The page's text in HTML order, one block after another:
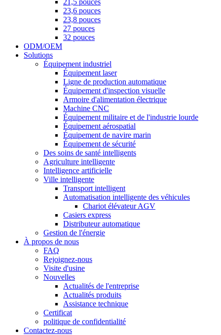
21,5 pouces
23,6 pouces
23,8 pouces
27 pouces
32 pouces
ODM/OEM
Solutions
Équipement industriel
Équipement laser
Ligne de production automatique
Équipement d'inspection visuelle
Armoire d'alimentation électrique
Machine CNC
Équipement militaire et de l'industrie lourde
Équipement aérospatial
Équipement de navire marin
Équipement de sécurité
Des soins de santé intelligents
Agriculture intelligente
Intelligence artificielle
Ville intelligente
Transport intelligent
Automatisation intelligente des véhicules
Chariot élévateur AGV
Casiers express
Distributeur automatique
Gestion de l'énergie
À propos de nous
FAQ
Rejoignez-nous
Visite d'usine
Nouvelles
Actualités de l'entreprise
Actualités produits
Assistance technique
Certificat
politique de confidentialité
Contactez-nous